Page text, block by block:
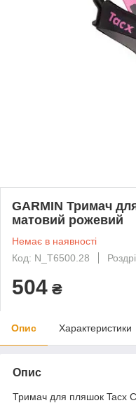
GARMIN Тримач
матовий рожевий
Немає в наявності
Код: N_T6500.28
504 ₴
Опис Характеристики
Опис
Тримач для пляшок Tacx